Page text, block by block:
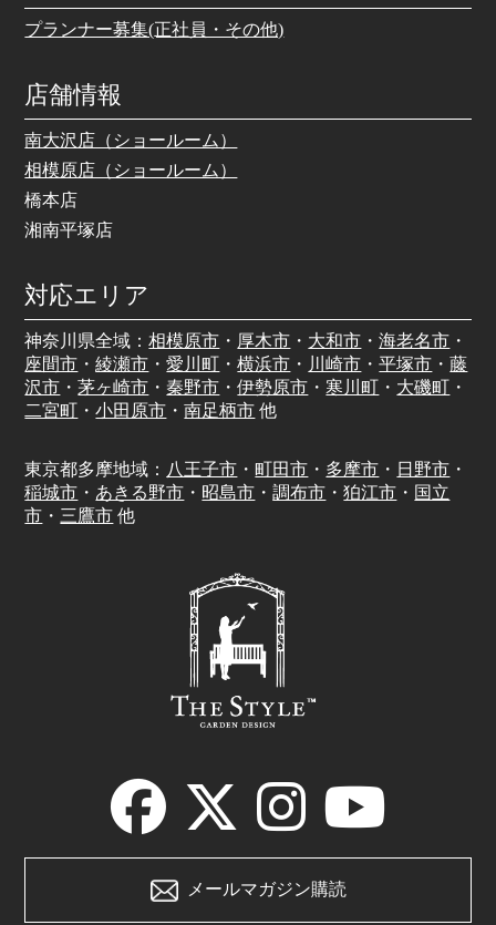
プランナー募集(正社員・その他)
店舗情報
南大沢店（ショールーム）
相模原店（ショールーム）
橋本店
湘南平塚店
対応エリア
神奈川県全域：相模原市 ・ 厚木市 ・ 大和市 ・海老名市 ・
座間市 ・綾瀬市 ・愛川町 ・横浜市 ・ 川崎市 ・平塚市 ・藤
沢市 ・茅ヶ崎市 ・ 秦野市 ・伊勢原市 ・ 寒川町 ・ 大磯町 ・
二宮町 ・小田原市 ・南足柄市 他
東京都多摩地域： 八王子市 ・町田市 ・ 多摩市 ・ 日野市 ・
稲城市 ・ あきる野市 ・ 昭島市 ・調布市 ・狛江市 ・ 国立
市 ・ 三鷹市 他
メールマガジン購読